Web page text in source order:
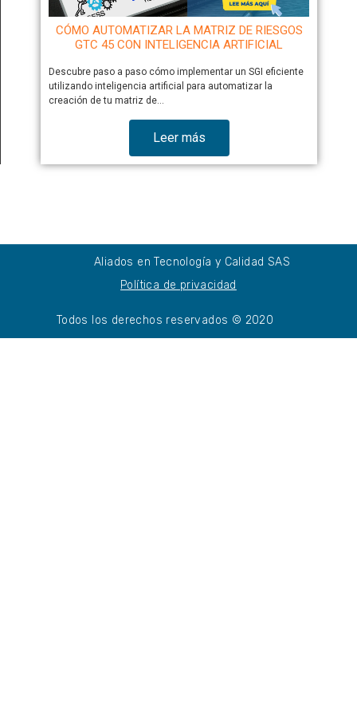
CÓMO AUTOMATIZAR LA MATRIZ DE RIESGOS
GTC 45 CON INTELIGENCIA ARTIFICIAL
Descubre paso a paso cómo implementar un SGI eficiente
utilizando inteligencia artificial para automatizar la
creación de tu matriz de…
Leer más
Aliados en Tecnología y Calidad SAS
Política de privacidad
Todos los derechos reservados © 2020